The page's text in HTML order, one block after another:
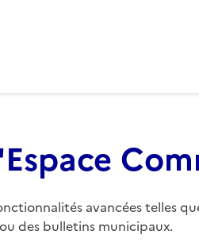
avancées telles
des bulletins municipaux.